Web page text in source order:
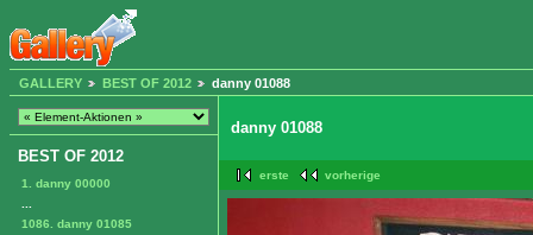
GALLERY BEST OF 2012 danny 01088
BEST OF 2012
1. danny 00000
1086. danny 01085
danny 01088
erste vorherige